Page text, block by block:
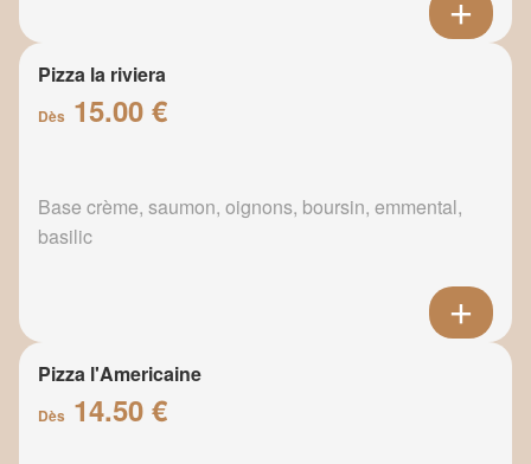
Pizza la riviera
Dès 15.00 €
Base crème, saumon, oignons, boursin, emmental,
basilic
Pizza l'Americaine
Dès 14.50 €